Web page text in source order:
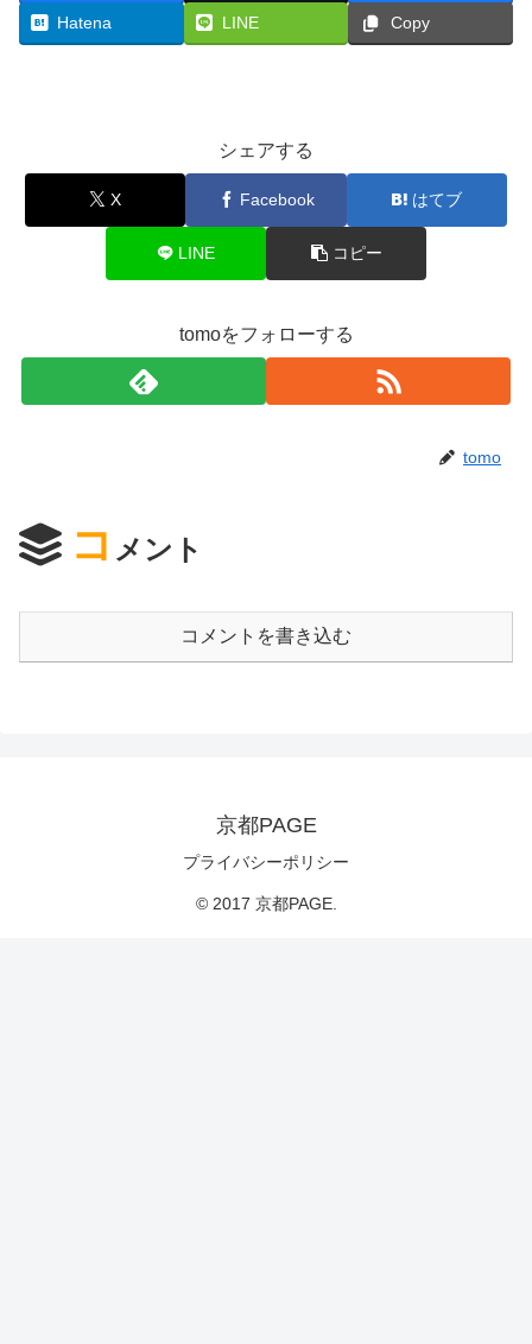
Hatena LINE Copy
シェアする
X Facebook はてブ
LINE コピー
tomoをフォローする
tomo
コ メント
コメントを書き込む
京都PAGE
プライバシーポリシー
© 2017 京都PAGE.